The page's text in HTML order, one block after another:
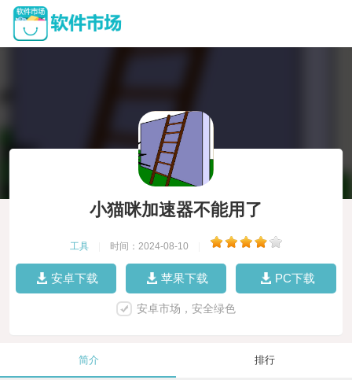
小猫咪加速器不能用了
工具 时间：2024-08-10
安卓下载 苹果下载 PC下载
安卓市场，安全绿色
简介 排行